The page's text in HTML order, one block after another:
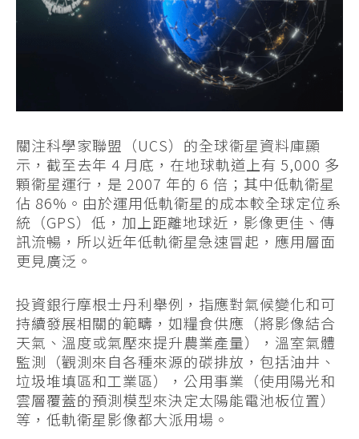
關注科學家聯盟（UCS）的全球衞星資料庫顯
示，截至去年 4 月底，在地球軌道上有 5,000 多
顆衞星運行，是 2007 年的 6 倍；其中低軌衞星
佔 86%。由於運用低軌衞星的成本較全球定位系
統（GPS）低，加上距離地球近，影像更佳、傳
訊流暢，所以近年低軌衞星急速冒起，應用層面
更見廣泛。
投資銀行摩根士丹利舉例，指應對氣候變化和可
持續發展相關的範疇，如糧食供應（將影像結合
天氣、溫度或氣壓來提升農業產量），溫室氣體
監測（觀測來自各種來源的碳排放，包括油井、
垃圾堆填區和工業區），公用事業（使用陽光和
雲層覆蓋的預測模型來決定太陽能電池板位置）
等，低軌衞星影像都大派用場。